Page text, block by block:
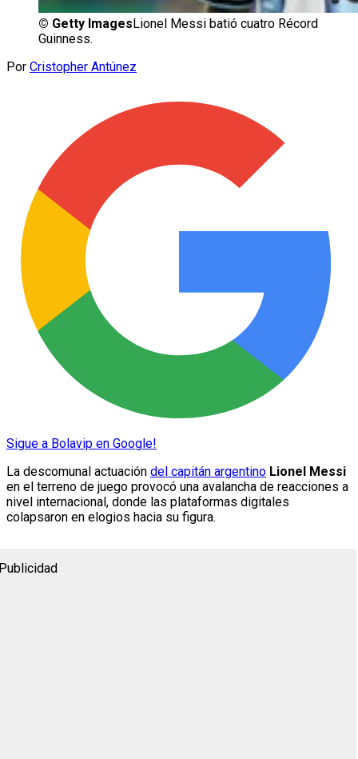
© Getty Images Lionel Messi batió cuatro Récord
Guinness.
Por Cristopher Antúnez
Sigue a Bolavip en Google!
La descomunal actuación del capitán argentino Lionel Messi
en el terreno de juego provocó una avalancha de reacciones a
nivel internacional, donde las plataformas digitales
colapsaron en elogios hacia su figura.